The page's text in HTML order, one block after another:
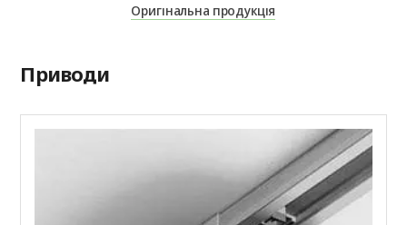
Оригінальна продукція
Приводи